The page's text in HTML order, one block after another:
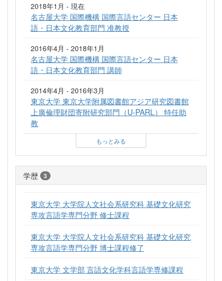
2018年1月 - 現在
名古屋大学 国際機構 国際言語センター 日本
語・日本文化教育部門 准教授
2016年4月 - 2018年1月
名古屋大学 国際機構 国際言語センター 日本
語・日本文化教育部門 講師
2014年4月 - 2016年3月
東京大学 東京大学附属図書館アジア研究図書館
上廣倫理財団寄附研究部門（U-PARL） 特任助
教
もっとみる
学歴 3
東京大学 大学院人文社会系研究科 基礎文化研究
専攻言語学専門分野 修士課程
東京大学 大学院人文社会系研究科 基礎文化研究
専攻言語学専門分野 博士課程修了
東京大学 文学部 言語文化学科言語学専修課程